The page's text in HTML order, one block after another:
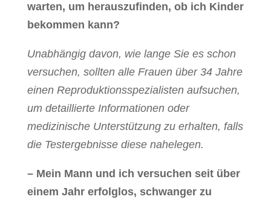
warten, um herauszufinden, ob ich Kinder
bekommen kann?
Unabhängig davon, wie lange Sie es schon
versuchen, sollten alle Frauen über 34 Jahre
einen Reproduktionsspezialisten aufsuchen,
um detaillierte Informationen oder
medizinische Unterstützung zu erhalten, falls
die Testergebnisse diese nahelegen.
– Mein Mann und ich versuchen seit über
einem Jahr erfolglos, schwanger zu